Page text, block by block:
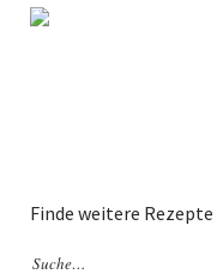
Finde weitere Rezepte